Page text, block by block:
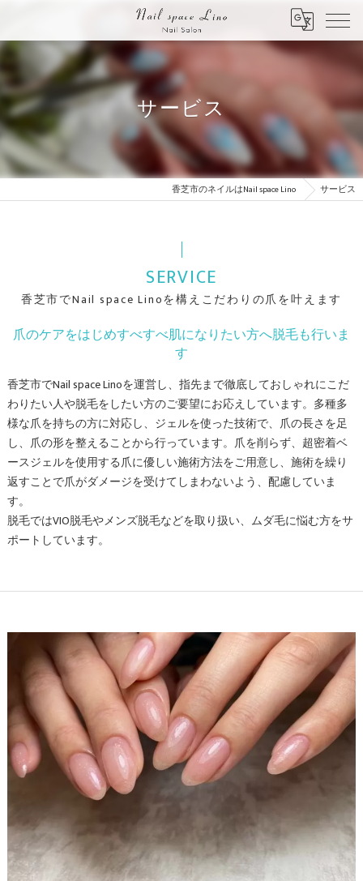
サービス
香芝市のネイルはNail space Lino サービス
香芝市でNail space Linoを構えこだわりの爪を叶えます
SERVICE
爪のケアをはじめすべすべ肌になりたい方へ脱毛も行いま
す
香芝市でNail space Linoを運営し、指先まで徹底しておしゃれにこだ
わりたい人や脱毛をしたい方のご要望にお応えしています。多種多
様な爪を持ちの方に対応し、ジェルを使った技術で、爪の長さを足
し、爪の形を整えることから行っています。爪を削らず、超密着ベ
ースジェルを使用する爪に優しい施術方法をご用意し、施術を繰り
返すことで爪がダメージを受けてしまわないよう、配慮していま
す。
脱毛ではVIO脱毛やメンズ脱毛などを取り扱い、ムダ毛に悩む方をサ
ポートしています。